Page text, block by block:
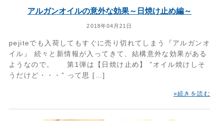
アルガンオイルの意外な効果～日焼け止め編～
2018年04月21日
pejiteでも入荷してもすぐに売り切れてしまう『アルガンオ
イル』 続々と新情報が入ってきて、結構意外な効果がある
ようなので。 第1弾は【日焼け止め】 ”オイル焼けしそ
うだけど・・・” って思 […]
»続きを読む